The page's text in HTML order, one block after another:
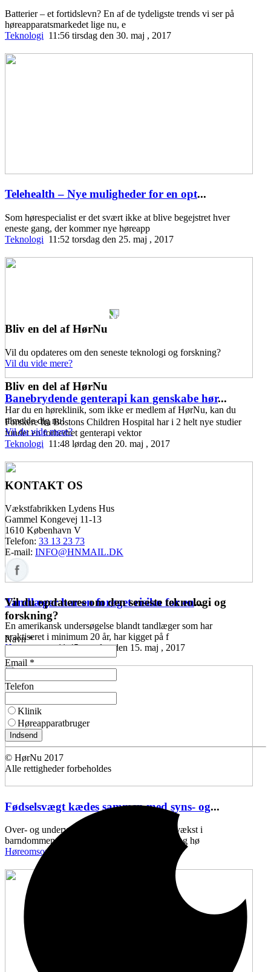
Batterier – et fortidslevn? En af de tydeligste trends vi ser på
høreapparatsmarkedet lige nu, e
Teknologi 11:56 tirsdag den 30. maj , 2017
Telehealth – Nye muligheder for en opt...
Som hørespecialist er det svært ikke at blive begejstret hver
eneste gang, der kommer nye høreapp
Teknologi 11:52 torsdag den 25. maj , 2017
Banebrydende genterapi kan genskabe hør...
Forskere fra Bostons Children Hospital har i 2 helt nye studier
fundet en forbedret genterapi vektor
Teknologi 11:48 lørdag den 20. maj , 2017
Tandlæger har en forøget risiko for en...
En amerikansk undersøgelse blandt tandlæger som har
praktiseret i minimum 20 år, har kigget på f
Høreomsorg 11:45 mandag den 15. maj , 2017
Fødselsvægt kædes sammen med syns- og...
Over- og undervægt ved fødslen, samt ringe vækst i
barndommen, kan kædes sammen med syns- og hø
Høreomsorg
11:43 onsdag den 10. maj , 2017
Bliv en del af HørNu
Vil du opdateres om den seneste teknologi og forskning?
Vil du vide mere?
Bliv en del af HørNu
Har du en høreklinik, som ikke er medlem af HørNu, kan du
tilmelde dig nu!
Vil du vide mere?
KONTAKT OS
Vækstfabrikken Lydens Hus
Gammel Kongevej 11-13
1610 København V
Telefon: 33 13 23 73
E-mail: INFO@HNMAIL.DK
Vil du opdateres om den seneste teknologi og
forskning?
Navn *
Email *
Telefon
Klinik
Høreapparatbruger
Indsend
© HørNu 2017
Alle rettigheder forbeholdes